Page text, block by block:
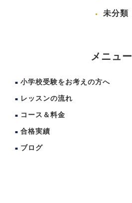
未分類
メニュー
小学校受験をお考えの方へ
レッスンの流れ
コース＆料金
合格実績
ブログ